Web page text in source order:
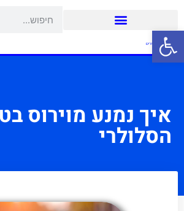
פתח סרגל נגישות
איך נמנע מוירוס
הסלולרי